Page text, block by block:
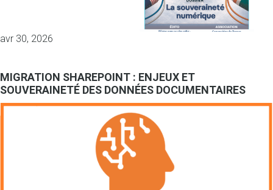
avr 30, 2026
MIGRATION SHAREPOINT : ENJEUX ET
SOUVERAINETÉ DES DONNÉES DOCUMENTAIRES